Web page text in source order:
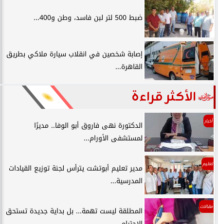
ضبط 500 لتر لبن فاسد، وطن و400...
إصابة شخصين في انقلاب سيارة ملاكي بطريق
القاهرة...
الأكثر قراءة
أخبار
الدكتورة نهى فاروق أبو الوفا.. مديرًا
لمستشفى الأورام...
تعليم
مدير تعليم أبوتشت يترأس لجنة توزيع القيادات
المدرسية...
مقالات
المطلقة ليست تهمة... بل بداية جديدة تستحق